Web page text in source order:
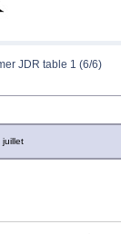
JDR table 1 (6/6)
juillet